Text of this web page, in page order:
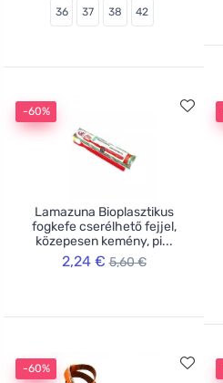
36 37 38 42
-60%
Lamazuna Bioplasztikus
fogkefe cserélhető fejjel,
közepesen kemény, pi...
2,24 € 5,60 €
-60%